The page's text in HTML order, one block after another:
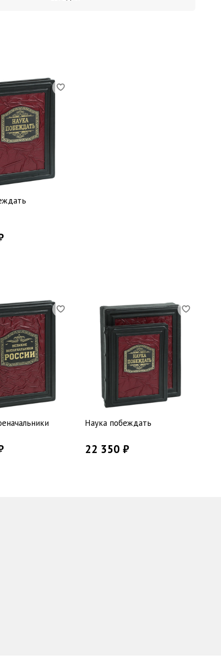
как Чингисхан рисковал и побеждал, сомневался
Наука побеждать
22 350 ₽